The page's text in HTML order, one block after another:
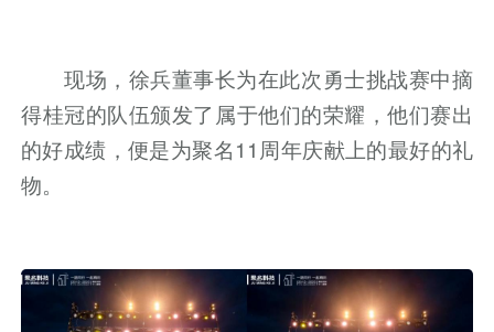
现场，徐兵董事长为在此次勇士挑战赛中摘
得桂冠的队伍颁发了属于他们的荣耀，他们赛出
的好成绩，便是为聚名11周年庆献上的最好的礼
物。